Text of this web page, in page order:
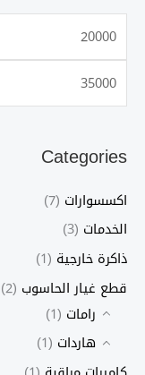
ى
ع
Categories
اكسسوارات (7)
الخدمات (3)
ذاكرة خارجية (1)
قطع غيار الحاسوب (2)
رامات (1)
هاردات (1)